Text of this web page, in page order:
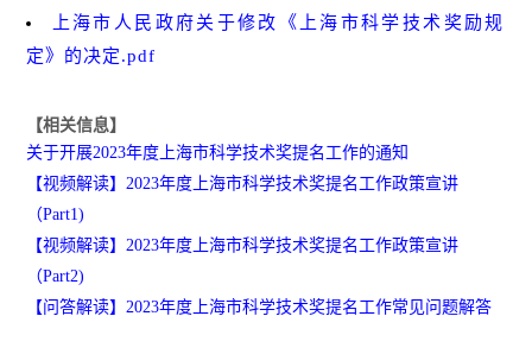
上海市人民政府关于修改《上海市科学技术奖励规
定》的决定.pdf
【相关信息】
关于开展2023年度上海市科学技术奖提名工作的通知
【视频解读】2023年度上海市科学技术奖提名工作政策宣讲
（Part1)
【视频解读】2023年度上海市科学技术奖提名工作政策宣讲
（Part2)
【问答解读】2023年度上海市科学技术奖提名工作常见问题解答